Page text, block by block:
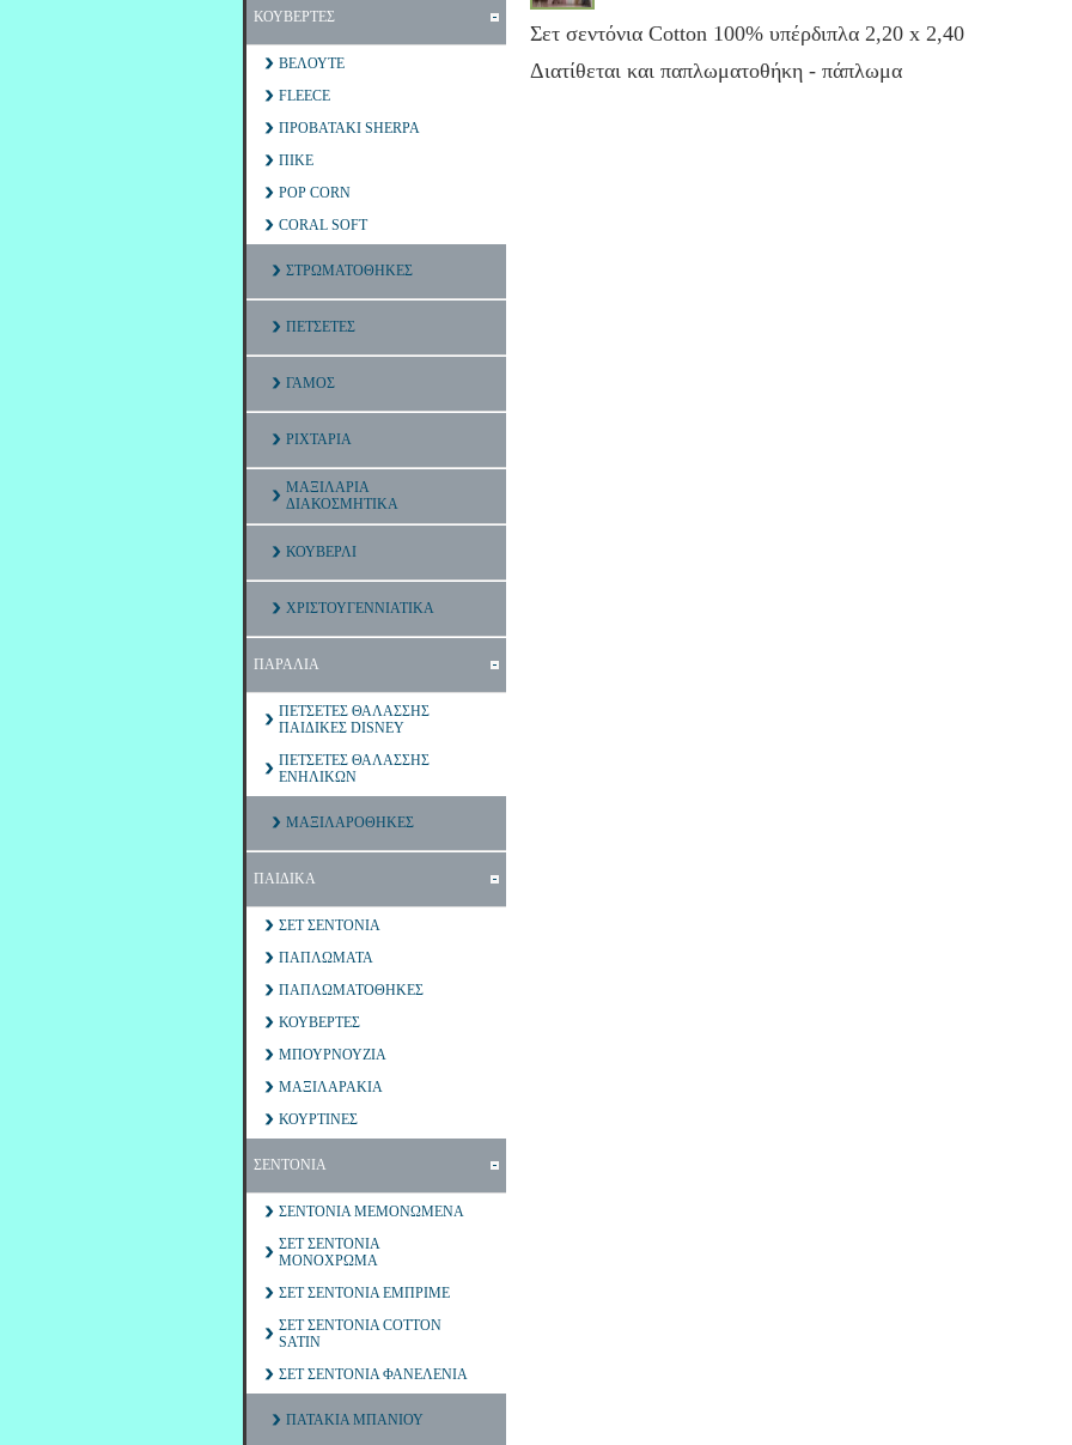
ΚΟΥΒΕΡΤΕΣ
ΒΕΛΟΥΤΕ
FLEECE
ΠΡΟΒΑΤΑΚΙ SHERPA
ΠΙΚΕ
POP CORN
CORAL SOFT
ΣΤΡΩΜΑΤΟΘΗΚΕΣ
ΠΕΤΣΕΤΕΣ
ΓΑΜΟΣ
ΡΙΧΤΑΡΙΑ
ΜΑΞΙΛΑΡΙΑ
ΔΙΑΚΟΣΜΗΤΙΚΑ
ΚΟΥΒΕΡΛΙ
ΧΡΙΣΤΟΥΓΕΝΝΙΑΤΙΚΑ
ΠΑΡΑΛΙΑ
ΠΕΤΣΕΤΕΣ ΘΑΛΑΣΣΗΣ
ΠΑΙΔΙΚΕΣ DISNEY
ΠΕΤΣΕΤΕΣ ΘΑΛΑΣΣΗΣ
ΕΝΗΛΙΚΩΝ
ΜΑΞΙΛΑΡΟΘΗΚΕΣ
ΠΑΙΔΙΚΑ
ΣΕΤ ΣΕΝΤΟΝΙΑ
ΠΑΠΛΩΜΑΤΑ
ΠΑΠΛΩΜΑΤΟΘΗΚΕΣ
ΚΟΥΒΕΡΤΕΣ
ΜΠΟΥΡΝΟΥΖΙΑ
ΜΑΞΙΛΑΡΑΚΙΑ
ΚΟΥΡΤΙΝΕΣ
ΣΕΝΤΟΝΙΑ
ΣΕΝΤΟΝΙΑ ΜΕΜΟΝΩΜΕΝΑ
ΣΕΤ ΣΕΝΤΟΝΙΑ
ΜΟΝΟΧΡΩΜΑ
ΣΕΤ ΣΕΝΤΟΝΙΑ ΕΜΠΡΙΜΕ
ΣΕΤ ΣΕΝΤΟΝΙΑ COTTON
SATIN
ΣΕΤ ΣΕΝΤΟΝΙΑ ΦΑΝΕΛΕΝΙΑ
ΠΑΤΑΚΙΑ ΜΠΑΝΙΟΥ
Σετ σεντόνια Cotton 100% υπέρδιπλα 2,20 x 2,40
Διατίθεται και παπλωματοθήκη - πάπλωμα